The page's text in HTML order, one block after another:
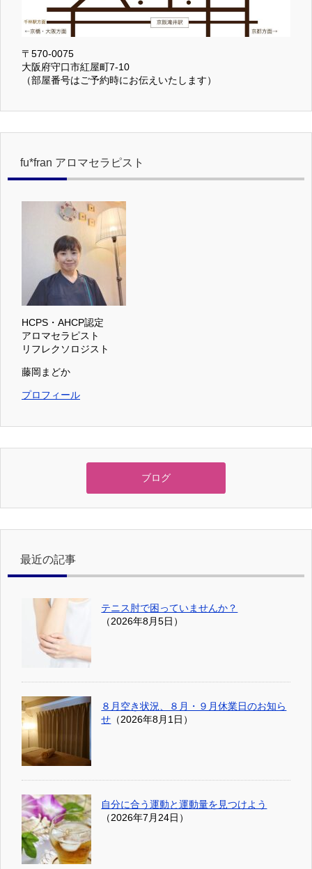
〒570-0075
大阪府守口市紅屋町7-10
（部屋番号はご予約時にお伝えいたします）
fu*fran アロマセラピスト
HCPS・AHCP認定
アロマセラピスト
リフレクソロジスト
藤岡まどか
プロフィール
ブログ
最近の記事
テニス肘で困っていませんか？
（2026年8月5日）
８月空き状況、８月・９月休業日のお知ら
せ （2026年8月1日）
自分に合う運動と運動量を見つけよう
（2026年7月24日）